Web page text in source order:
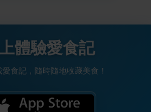
體驗愛食記
食記，隨時隨地收藏美食！